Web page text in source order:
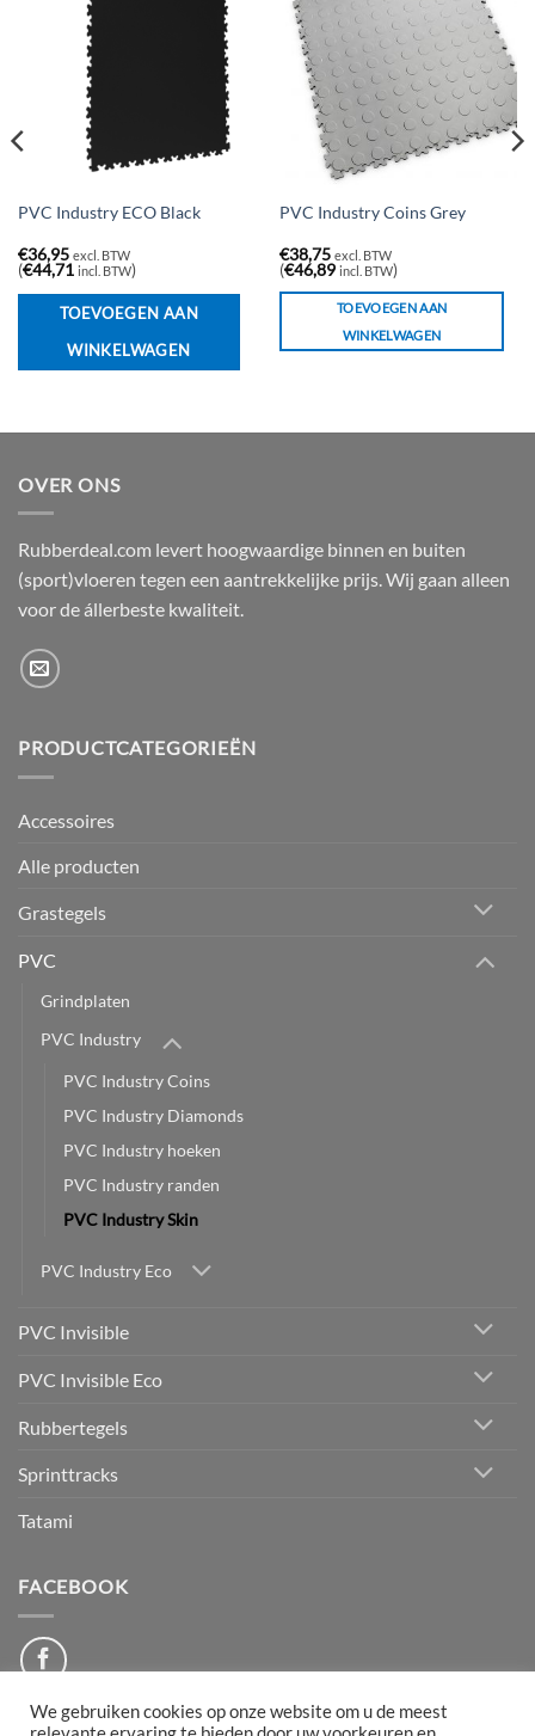
PVC Industry ECO Black
€36,95 excl. BTW
(€44,71 incl. BTW)
TOEVOEGEN AAN
WINKELWAGEN
PVC Industry Coins Grey
€38,75 excl. BTW
(€46,89 incl. BTW)
TOEVOEGEN AAN
WINKELWAGEN
OVER ONS
Rubberdeal.com levert hoogwaardige binnen en buiten
(sport)vloeren tegen een aantrekkelijke prijs. Wij gaan alleen
voor de állerbeste kwaliteit.
PRODUCTCATEGORIEËN
Accessoires
Alle producten
Grastegels
PVC
Grindplaten
PVC Industry
PVC Industry Coins
PVC Industry Diamonds
PVC Industry hoeken
PVC Industry randen
PVC Industry Skin
PVC Industry Eco
PVC Invisible
PVC Invisible Eco
Rubbertegels
Sprinttracks
Tatami
FACEBOOK
We gebruiken cookies op onze website om u de meest